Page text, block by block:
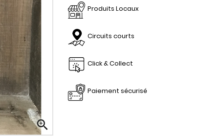

Produits Locaux
Circuits courts
Click & Collect
Paiement sécurisé